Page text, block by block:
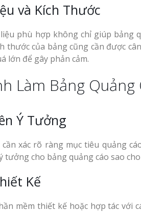
và Kích Thước
phù hợp không chỉ giúp bảng
thước của bảng cũng cần được
lớn để gây phản cảm.
Làm Bảng Quảng
Ý Tưởng
xác rõ ràng mục tiêu quảng
tưởng cho bảng quảng cáo sao
Kế
mềm thiết kế hoặc hợp tác
biển gỗ tại Ninh
gỗ tại Hà Giang
cổ điển
Hút